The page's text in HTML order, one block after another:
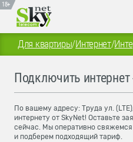
18+
Для квартиры/Интернет/
Подключить интернет
По вашему адресу: Труда ул.
интернету от SkyNet! Оставьте
сейчас. Мы оперативно
и подберем подходящий тариф.